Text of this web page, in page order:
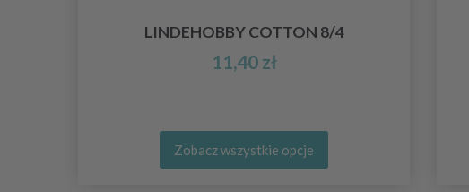
LINDEHOBBY COTTON 8/4
11,40 zł
Zobacz wszystkie opcje